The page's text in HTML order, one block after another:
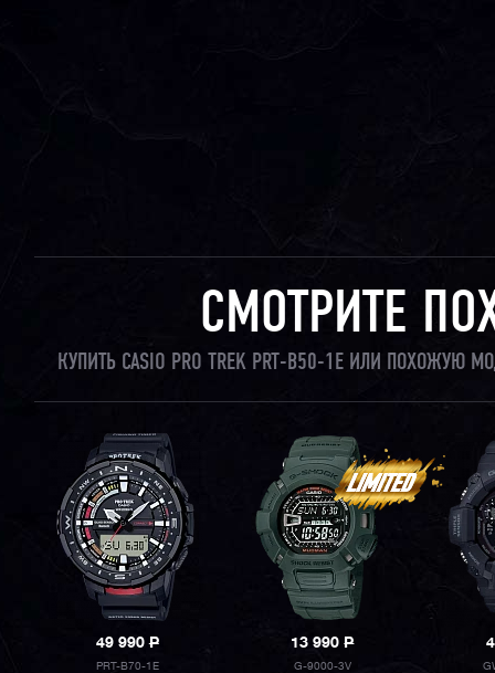
СМОТРИТЕ
КУПИТЬ CASIO PRO TREK PRT-B50-1E ИЛИ ПОХОЖУЮ
49 990P
PRT-B70-1E
13 990P
G-9000-3V